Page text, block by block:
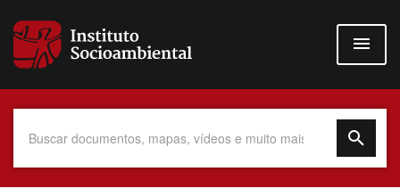
para
conteúdo